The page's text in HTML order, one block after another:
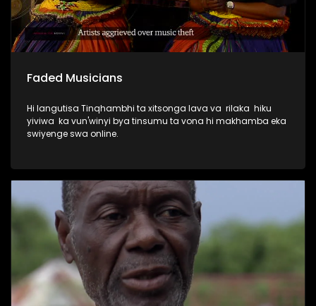
Faded Musicians
Hi langutisa Tinqhambhi ta xitsonga lava va rilaka hiku
yiviwa ka vun'winyi bya tinsumu ta vona hi makhamba eka
swiyenge swa online.